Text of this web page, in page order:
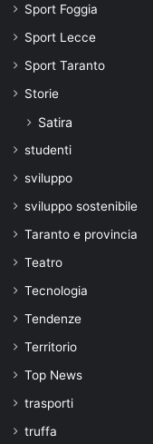
Sport Foggia
Sport Lecce
Sport Taranto
Storie
Satira
studenti
sviluppo
sviluppo sostenibile
Taranto e provincia
Teatro
Tecnologia
Tendenze
Territorio
Top News
trasporti
truffa